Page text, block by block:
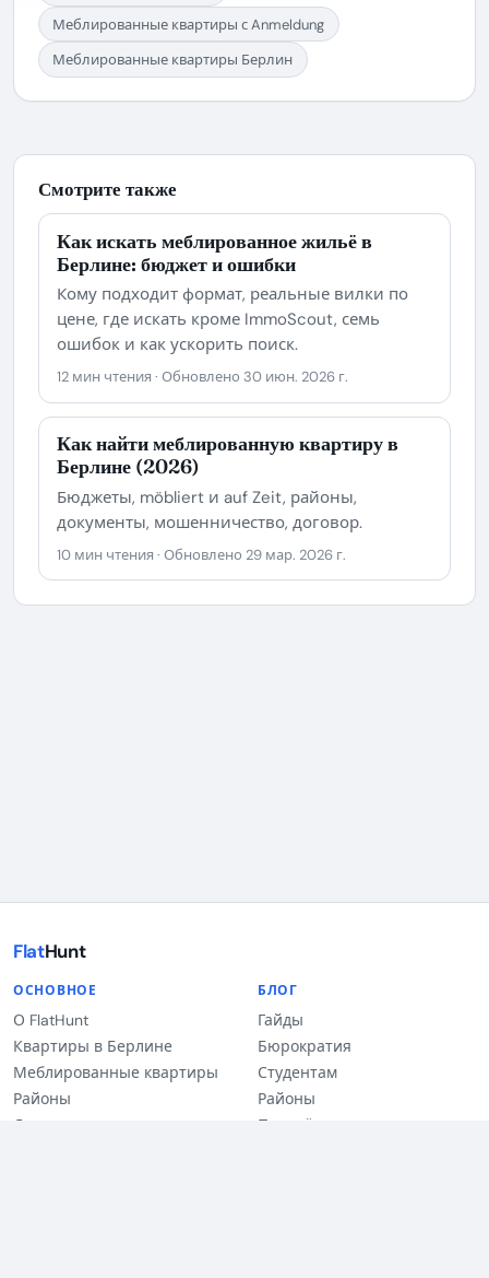
Меблированные квартиры с Anmeldung
Меблированные квартиры Берлин
Смотрите также
Как искать меблированное жильё в
Берлине: бюджет и ошибки
Кому подходит формат, реальные вилки по
цене, где искать кроме ImmoScout, семь
ошибок и как ускорить поиск.
12 мин чтения · Обновлено 30 июн. 2026 г.
Как найти меблированную квартиру в
Берлине (2026)
Бюджеты, möbliert и auf Zeit, районы,
документы, мошенничество, договор.
10 мин чтения · Обновлено 29 мар. 2026 г.
FlatHunt
ОСНОВНОЕ
О FlatHunt
Квартиры в Берлине
Меблированные квартиры
Районы
Для студентов
БЛОГ
Гайды
Бюрократия
Студентам
Районы
Партнёры